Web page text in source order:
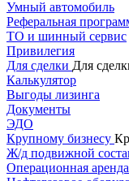
Умный автомобиль
Реферальная
ТО и шинный сервис
Привилегия
Для сделки Для
Калькулятор
Выгоды лизинга
Документы
ЭДО
Крупному бизнесу
Ж/д подвижной
Операционная